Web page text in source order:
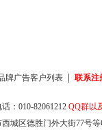
牌广告客户列表 联系注
：010-82061212 QQ群以
城区德胜门外大街77号等